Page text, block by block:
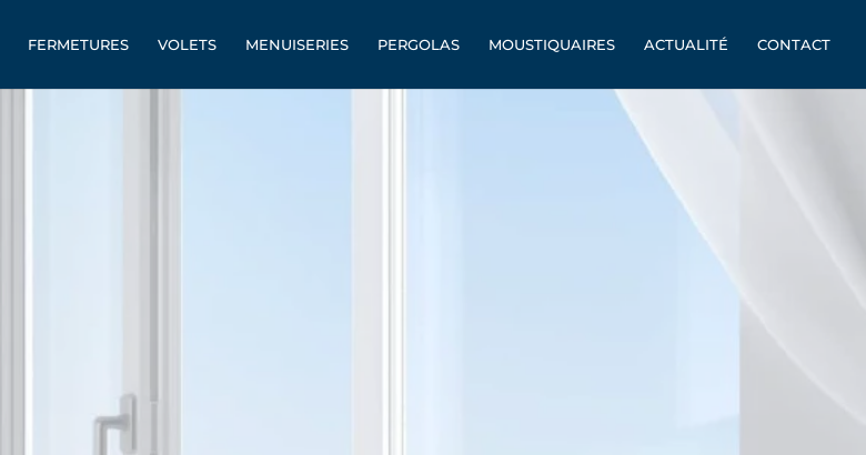
FERMETURES VOLETS MENUISERIES PERGOLAS MOUSTIQUAIRES ACTUALITÉ CONTACT